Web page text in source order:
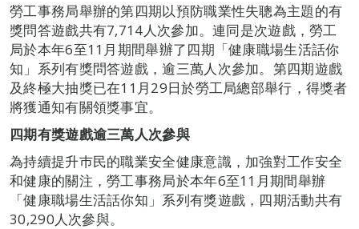
勞工事務局舉辦的第四期以預防職業性失聰為主題的有
獎問答遊戲共有7,714人次參加。連同是次遊戲，勞工
局於本年6至11月期間舉辦了四期「健康職場生活話你
知」系列有獎問答遊戲，逾三萬人次參加。第四期遊戲
及終極大抽獎已在11月29日於勞工局總部舉行，得獎者
將獲通知有關領獎事宜。
四期有獎遊戲逾三萬人次參與
為持續提升巿民的職業安全健康意識，加強對工作安全
和健康的關注，勞工事務局於本年6至11月期間舉辦
「健康職場生活話你知」系列有獎遊戲，四期活動共有
30,290人次參與。